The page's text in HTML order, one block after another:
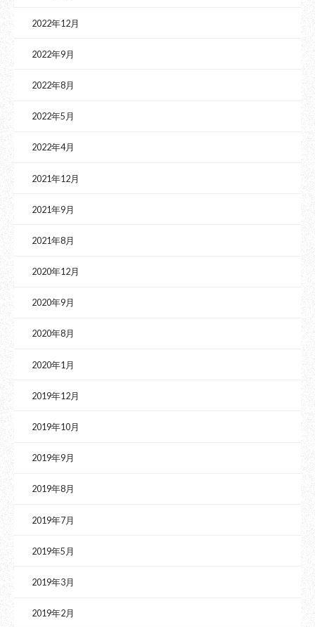
2022年12月
2022年9月
2022年8月
2022年5月
2022年4月
2021年12月
2021年9月
2021年8月
2020年12月
2020年9月
2020年8月
2020年1月
2019年12月
2019年10月
2019年9月
2019年8月
2019年7月
2019年5月
2019年3月
2019年2月